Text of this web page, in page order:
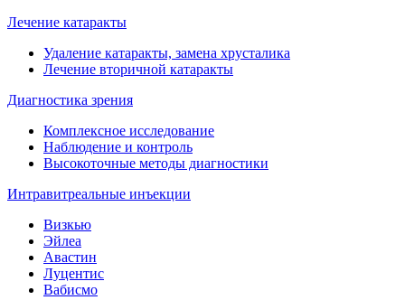
Лечение катаракты
Удаление катаракты, замена хрусталика
Лечение вторичной катаракты
Диагностика зрения
Комплексное исследование
Наблюдение и контроль
Высокоточные методы диагностики
Интравитреальные инъекции
Визкью
Эйлеа
Авастин
Луцентис
Вабисмо